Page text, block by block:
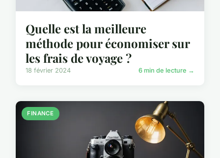
Quelle est la meilleure
méthode pour économiser sur
les frais de voyage ?
18 février 2024 6 min de lecture →
FINANCE